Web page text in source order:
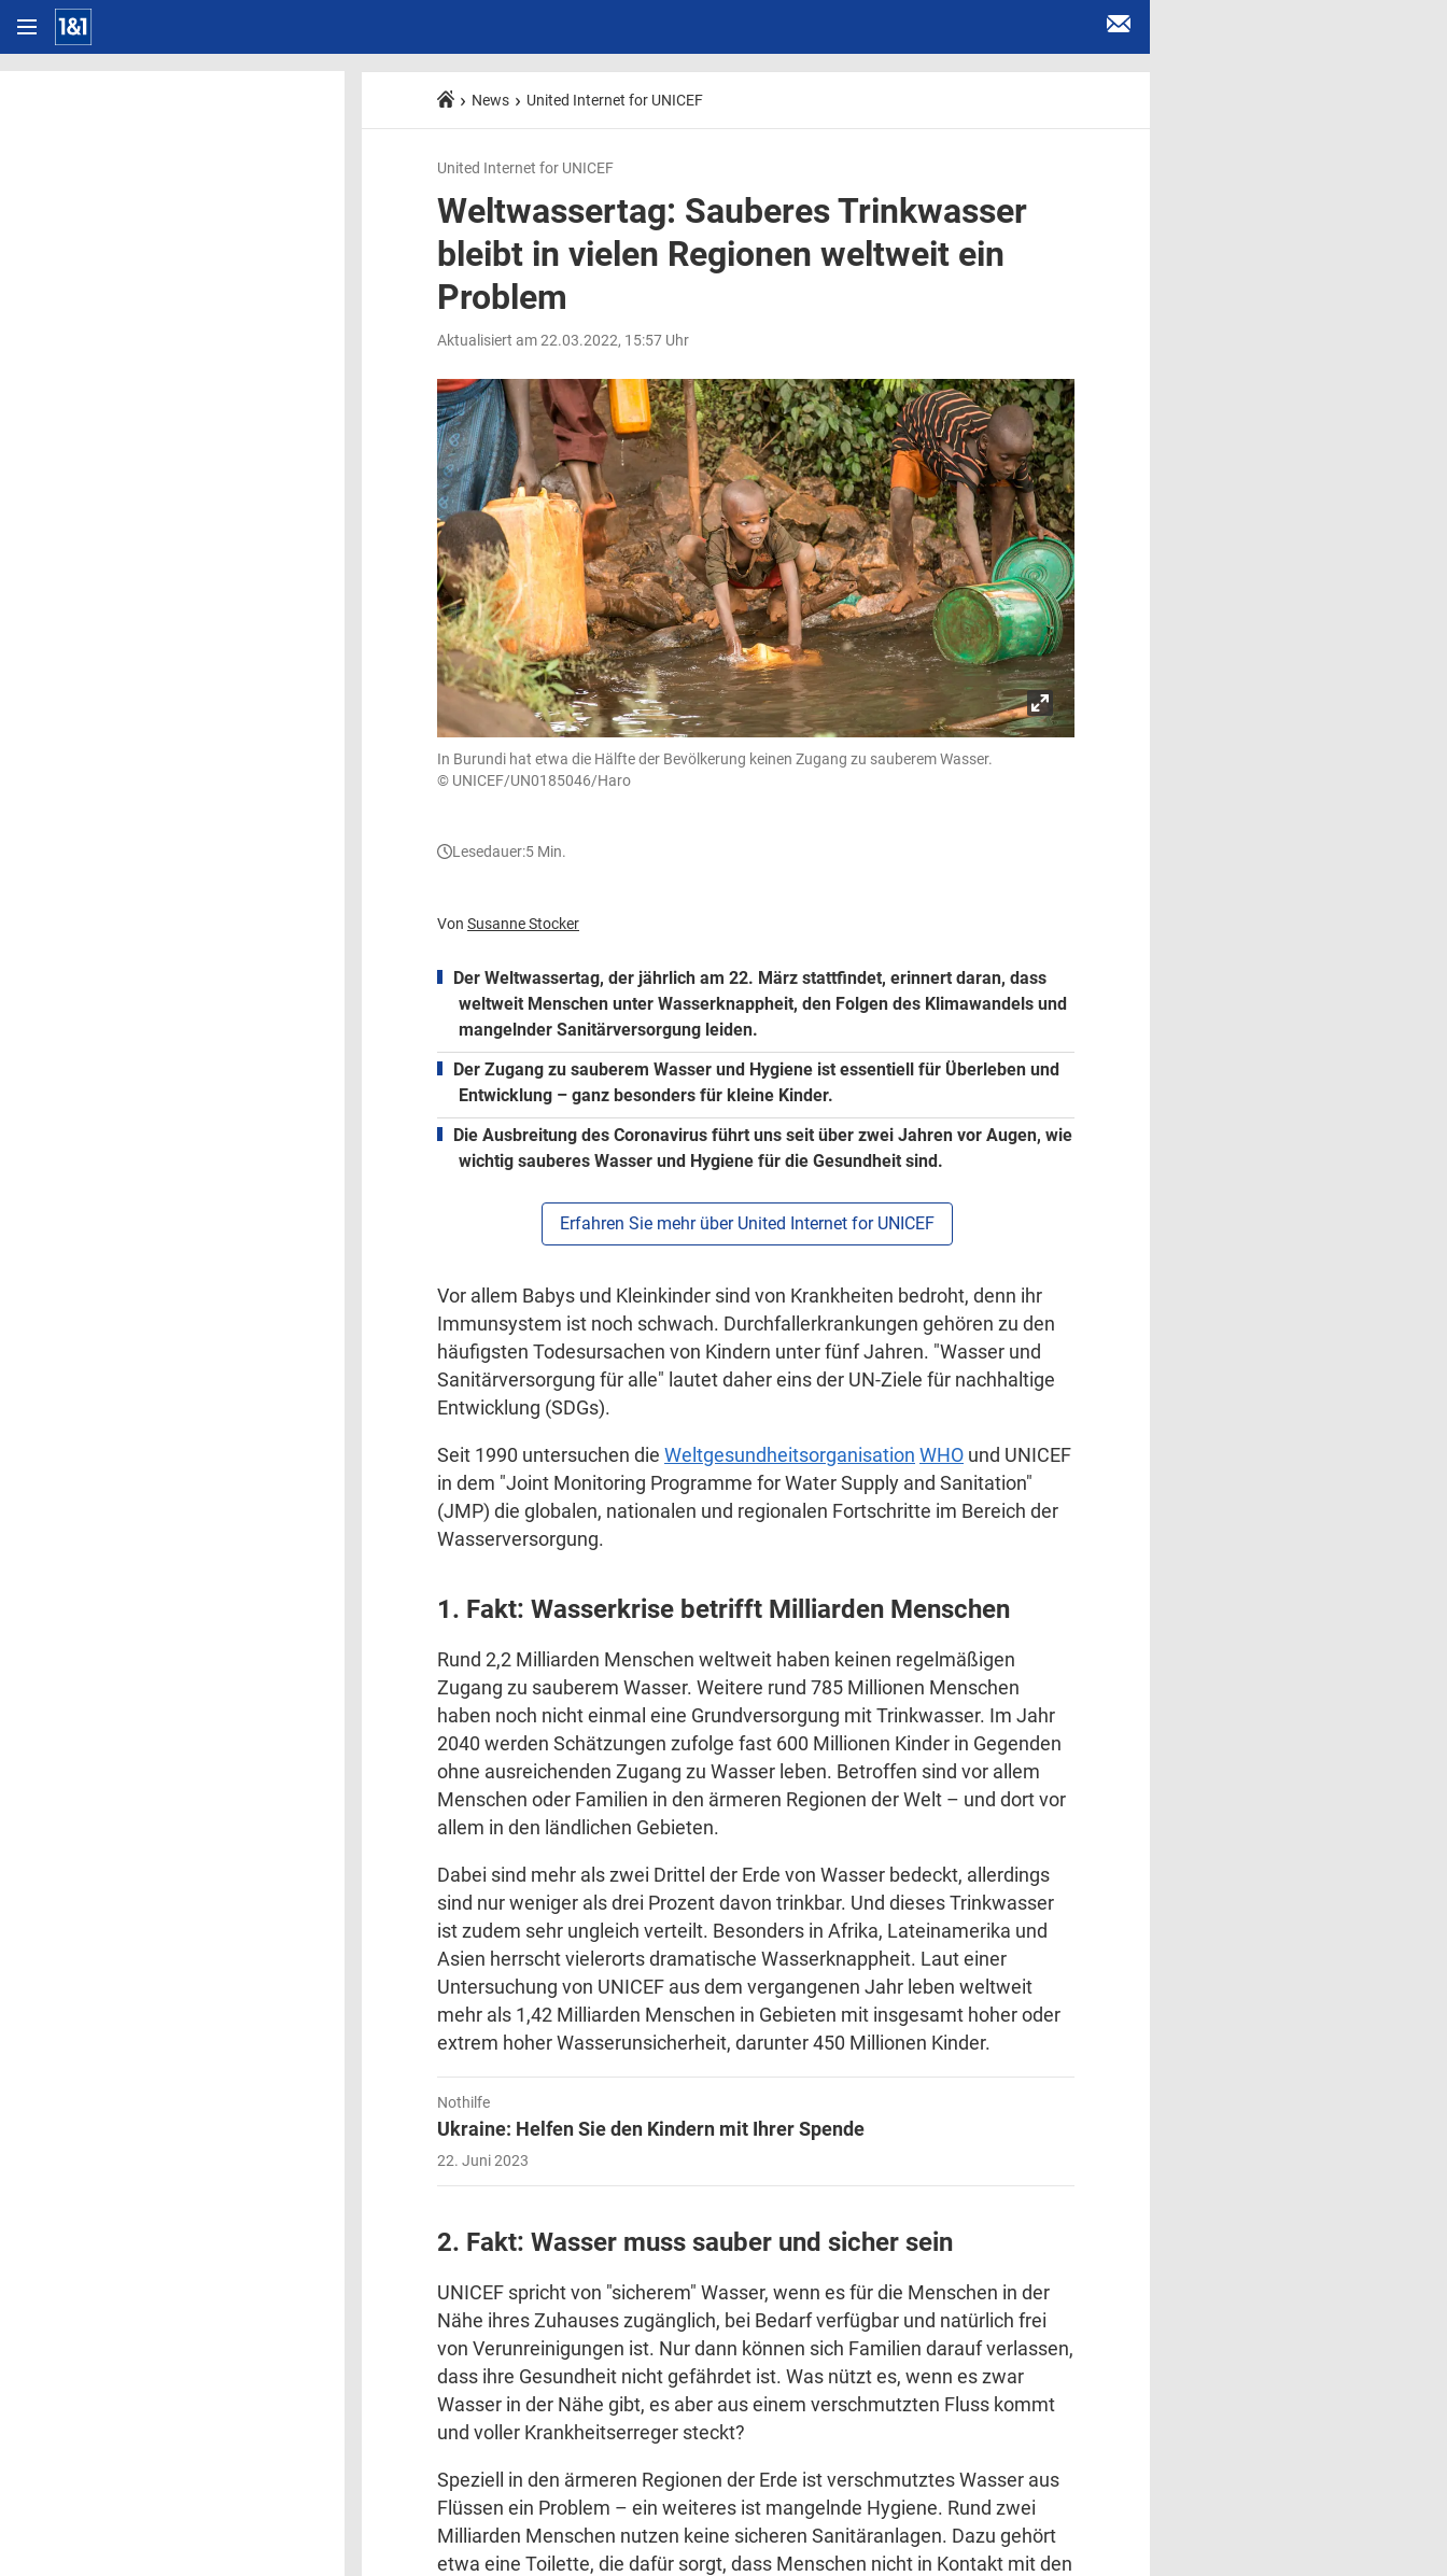
News United Internet for UNICEF
United Internet for UNICEF
Weltwassertag: Sauberes Trinkwasser
bleibt in vielen Regionen weltweit ein
Problem
Aktualisiert am 22.03.2022, 15:57 Uhr
In Burundi hat etwa die Hälfte der Bevölkerung keinen Zugang zu sauberem Wasser.
© UNICEF/UN0185046/Haro
Lesedauer:5 Min.
Von Susanne Stocker
Der Weltwassertag, der jährlich am 22. März stattfindet, erinnert daran, dass
weltweit Menschen unter Wasserknappheit, den Folgen des Klimawandels und
mangelnder Sanitärversorgung leiden.
Der Zugang zu sauberem Wasser und Hygiene ist essentiell für Überleben und
Entwicklung – ganz besonders für kleine Kinder.
Die Ausbreitung des Coronavirus führt uns seit über zwei Jahren vor Augen, wie
wichtig sauberes Wasser und Hygiene für die Gesundheit sind.
Erfahren Sie mehr über United Internet for UNICEF
Vor allem Babys und Kleinkinder sind von Krankheiten bedroht, denn ihr
Immunsystem ist noch schwach. Durchfallerkrankungen gehören zu den
häufigsten Todesursachen von Kindern unter fünf Jahren. "Wasser und
Sanitärversorgung für alle" lautet daher eins der UN-Ziele für nachhaltige
Entwicklung (SDGs).
Seit 1990 untersuchen die Weltgesundheitsorganisation WHO und UNICEF
in dem "Joint Monitoring Programme for Water Supply and Sanitation"
(JMP) die globalen, nationalen und regionalen Fortschritte im Bereich der
Wasserversorgung.
1. Fakt: Wasserkrise betrifft Milliarden Menschen
Rund 2,2 Milliarden Menschen weltweit haben keinen regelmäßigen
Zugang zu sauberem Wasser. Weitere rund 785 Millionen Menschen
haben noch nicht einmal eine Grundversorgung mit Trinkwasser. Im Jahr
2040 werden Schätzungen zufolge fast 600 Millionen Kinder in Gegenden
ohne ausreichenden Zugang zu Wasser leben. Betroffen sind vor allem
Menschen oder Familien in den ärmeren Regionen der Welt – und dort vor
allem in den ländlichen Gebieten.
Dabei sind mehr als zwei Drittel der Erde von Wasser bedeckt, allerdings
sind nur weniger als drei Prozent davon trinkbar. Und dieses Trinkwasser
ist zudem sehr ungleich verteilt. Besonders in Afrika, Lateinamerika und
Asien herrscht vielerorts dramatische Wasserknappheit. Laut einer
Untersuchung von UNICEF aus dem vergangenen Jahr leben weltweit
mehr als 1,42 Milliarden Menschen in Gebieten mit insgesamt hoher oder
extrem hoher Wasserunsicherheit, darunter 450 Millionen Kinder.
Nothilfe
Ukraine: Helfen Sie den Kindern mit Ihrer Spende
22. Juni 2023
2. Fakt: Wasser muss sauber und sicher sein
UNICEF spricht von "sicherem" Wasser, wenn es für die Menschen in der
Nähe ihres Zuhauses zugänglich, bei Bedarf verfügbar und natürlich frei
von Verunreinigungen ist. Nur dann können sich Familien darauf verlassen,
dass ihre Gesundheit nicht gefährdet ist. Was nützt es, wenn es zwar
Wasser in der Nähe gibt, es aber aus einem verschmutzten Fluss kommt
und voller Krankheitserreger steckt?
Speziell in den ärmeren Regionen der Erde ist verschmutztes Wasser aus
Flüssen ein Problem – ein weiteres ist mangelnde Hygiene. Rund zwei
Milliarden Menschen nutzen keine sicheren Sanitäranlagen. Dazu gehört
etwa eine Toilette, die dafür sorgt, dass Menschen nicht in Kontakt mit den